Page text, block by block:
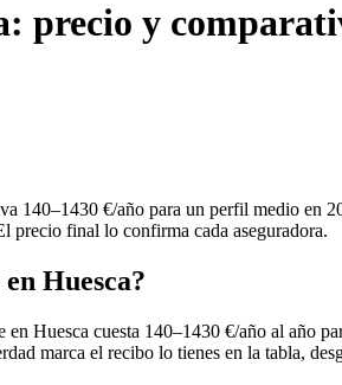
precio y
140–1430 €/año para un perfil medio en
precio final lo confirma cada aseguradora.
Huesca?
Huesca cuesta 140–1430 €/año al
marca el recibo lo tienes en la tabla,